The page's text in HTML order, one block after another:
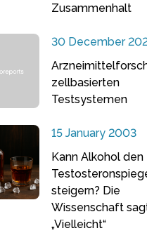
Zusammenhalt
30 December
zellbasierten
Testsystemen
15 January 2003
Kann Alkohol den
steigern? Die
Wissenschaft
„Vielleicht“